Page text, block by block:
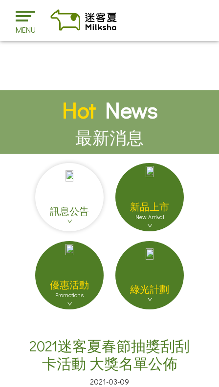
MENU
HotNews
最新消息
訊息公告 新品上市
New Arrival
優惠活動
Promotions 綠光計劃
2021迷客夏春節抽獎刮刮
卡活動 大獎名單公佈
2021-03-09